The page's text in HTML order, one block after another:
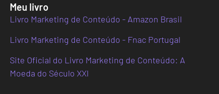
Meu livro
Livro Marketing de Conteúdo - Amazon Brasil
Livro Marketing de Conteúdo - Fnac Portugal
Site Oficial do Livro Marketing de Conteúdo: A
Moeda do Século XXI